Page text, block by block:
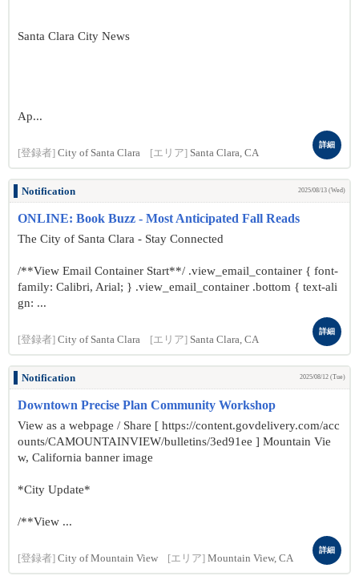
Santa Clara City News
Ap...
[登録者] City of Santa Clara [エリア] Santa Clara, CA
詳細
Notification 2025/08/13 (Wed)
ONLINE: Book Buzz - Most Anticipated Fall Reads
The City of Santa Clara - Stay Connected
/**View Email Container Start**/ .view_email_container { font-
family: Calibri, Arial; } .view_email_container .bottom { text-ali
gn: ...
[登録者] City of Santa Clara [エリア] Santa Clara, CA
詳細
Notification 2025/08/12 (Tue)
Downtown Precise Plan Community Workshop
View as a webpage / Share [ https://content.govdelivery.com/acc
ounts/CAMOUNTAINVIEW/bulletins/3ed91ee ] Mountain Vie
w, California banner image
*City Update*
/**View ...
[登録者] City of Mountain View [エリア] Mountain View, CA
詳細